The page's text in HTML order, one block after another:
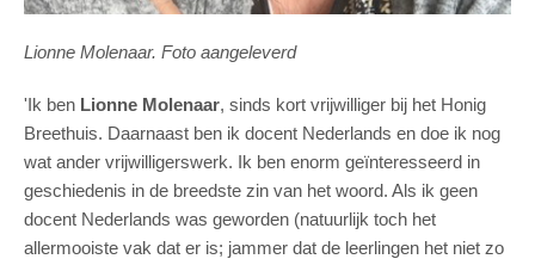
Lionne Molenaar. Foto aangeleverd
'Ik ben Lionne Molenaar, sinds kort vrijwilliger bij het Honig
Breethuis. Daarnaast ben ik docent Nederlands en doe ik nog
wat ander vrijwilligerswerk. Ik ben enorm geïnteresseerd in
geschiedenis in de breedste zin van het woord. Als ik geen
docent Nederlands was geworden (natuurlijk toch het
allermooiste vak dat er is; jammer dat de leerlingen het niet zo